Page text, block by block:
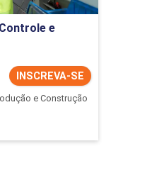
e
INSCREVA-SE
e Construção